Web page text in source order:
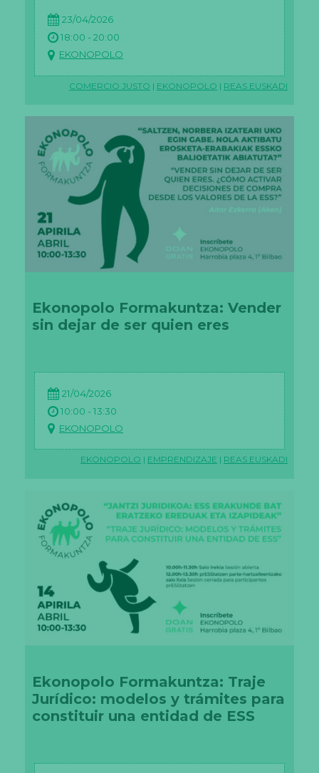
23/04/2026
18:00 - 20:00
EKONOPOLO
COMERCIO JUSTO | EKONOPOLO | REAS EUSKADI
Ekonopolo Formakuntza: Vender
sin dejar de ser quien eres
21/04/2026
10:00 - 13:30
EKONOPOLO
EKONOPOLO | EMPRENDIZAJE | REAS EUSKADI
Ekonopolo Formakuntza: Traje
Jurídico: modelos y trámites para
constituir una entidad de ESS